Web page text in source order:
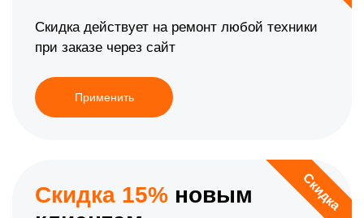
Скидка действует на ремонт любой техники
при заказе через сайт
Применить
Скидка
Скидка 15% новым